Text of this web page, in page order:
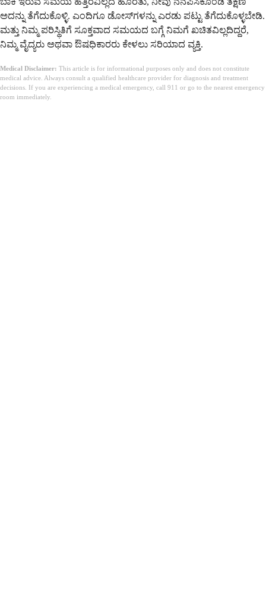
ಅದನ್ನು ತೆಗೆದುಕೊಳ್ಳಿ. ಎಂದಿಗೂ ಡೋಸ್‌ಗಳನ್ನು ಎರಡು ಪಟ್ಟು ತೆಗೆದುಕೊಳ್ಳಬೇಡಿ.
ಮತ್ತು ನಿಮ್ಮ ಪರಿಸ್ಥಿತಿಗೆ ಸೂಕ್ತವಾದ ಸಮಯದ ಬಗ್ಗೆ ನಿಮಗೆ ಖಚಿತವಿಲ್ಲದಿದ್ದರೆ,
ನಿಮ್ಮ ವೈದ್ಯರು ಅಥವಾ ಔಷಧಿಕಾರರು ಕೇಳಲು ಸರಿಯಾದ ವ್ಯಕ್ತಿ.
Medical Disclaimer: This article is for informational purposes only and does not constitute
medical advice. Always consult a qualified healthcare provider for diagnosis and treatment
decisions. If you are experiencing a medical emergency, call 911 or go to the nearest emergency
room immediately.